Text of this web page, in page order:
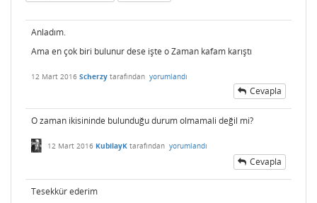
Anladım.
Ama en çok biri bulunur dese işte o Zaman kafam karıştı
12 Mart 2016 Scherzy tarafından yorumlandı
Cevapla
O zaman ikisininde bulunduğu durum olmamali değil mi?
12 Mart 2016 KubilayK tarafından yorumlandı
Cevapla
Tesekkür ederim